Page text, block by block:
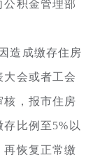
积金管理部
造成缴存住房
会或者工会
核，报市住房
比例至5%以
再恢复正常缴